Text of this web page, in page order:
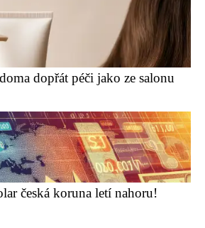
dopřát péči jako ze salonu
česká koruna letí nahoru!